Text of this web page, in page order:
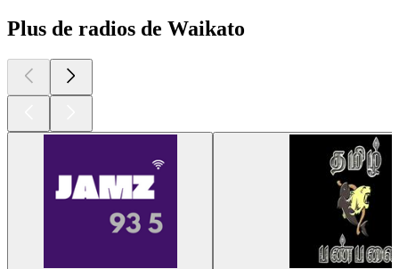
Plus de radios de Waikato